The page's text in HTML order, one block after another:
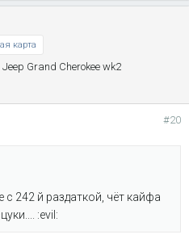
карта
Jeep Grand Cherokee wk2
#20
с 242 й раздаткой, чёт кайфа
:evil: